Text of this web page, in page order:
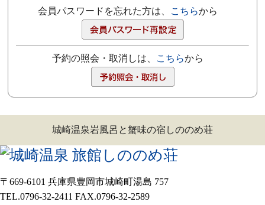
会員パスワードを忘れた方は、 こちらから
予約の照会・取消しは、 こちらから
城崎温泉岩風呂と蟹味の宿しののめ荘
〒669-6101 兵庫県豊岡市城崎町湯島 757
TEL.0796-32-2411 FAX.0796-32-2589